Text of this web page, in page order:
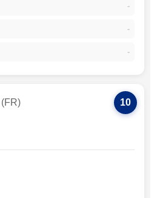
-
-
-
10
(FR)